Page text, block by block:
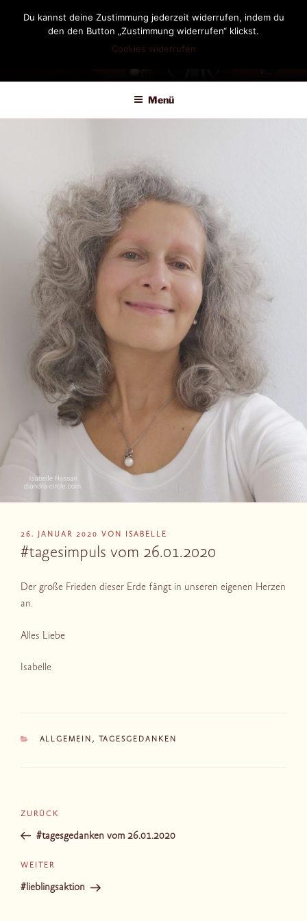
DIANDRA-CIRCLE
Menü
VERÖFFENTLICHT
AM
26. JANUAR 2020 VON ISABELLE
#tagesimpuls vom 26.01.2020
Der große Frieden dieser Erde fängt in unseren eigenen Herzen
an.
Alles Liebe
Isabelle
KATEGORIEN
ALLGEMEIN , TAGESGEDANKEN
Beitragsnavigation
Vorheriger
Beitrag
ZURÜCK
#tagesgedanken vom 26.01.2020
Nächster
Beitrag
WEITER
#lieblingsaktion
Du kannst deine Zustimmung jederzeit widerrufen, indem du
den den Button „Zustimmung widerrufen“ klickst.
Cookies widerrufen